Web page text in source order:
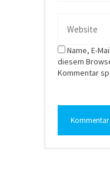
Name, E-
diesem
Kommentar